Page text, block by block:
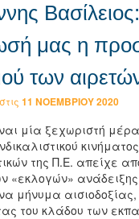
Βασίλειος:
μας η
των
στις 11 ΝΟΕΜΒΡΊΟΥ 2020
μία ξεχωριστή
της Π.Ε. απείχε
«εκλογών»
μήνυμα αισιοδοξίας,
του κλάδου των